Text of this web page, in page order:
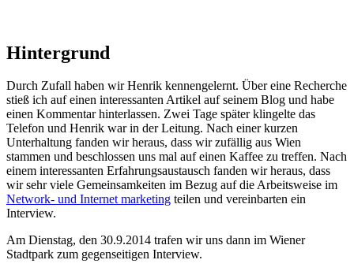
Hintergrund
Durch Zufall haben wir Henrik kennengelernt. Über eine Recherche
stieß ich auf einen interessanten Artikel auf seinem Blog und habe
einen Kommentar hinterlassen. Zwei Tage später klingelte das
Telefon und Henrik war in der Leitung. Nach einer kurzen
Unterhaltung fanden wir heraus, dass wir zufällig aus Wien
stammen und beschlossen uns mal auf einen Kaffee zu treffen. Nach
einem interessanten Erfahrungsaustausch fanden wir heraus, dass
wir sehr viele Gemeinsamkeiten im Bezug auf die Arbeitsweise im
Network- und Internet marketing teilen und vereinbarten ein
Interview.
Am Dienstag, den 30.9.2014 trafen wir uns dann im Wiener
Stadtpark zum gegenseitigen Interview.